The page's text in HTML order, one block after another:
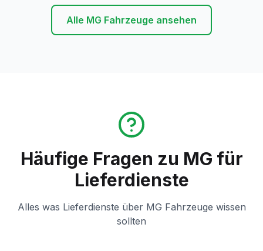
Alle MG Fahrzeuge ansehen
Häufige Fragen zu MG für
Lieferdienste
Alles was Lieferdienste über MG Fahrzeuge wissen
sollten